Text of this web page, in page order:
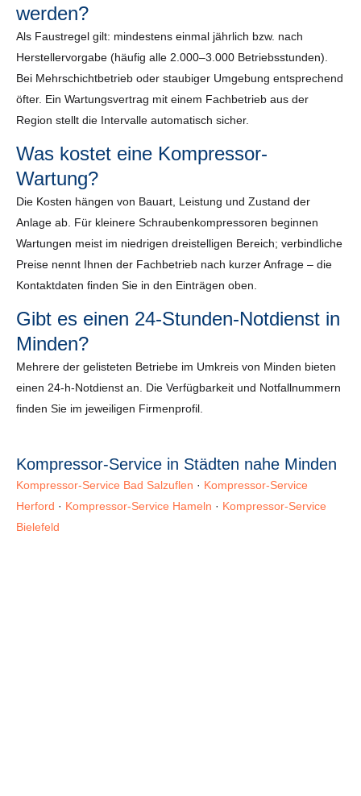
werden?
Als Faustregel gilt: mindestens einmal jährlich bzw. nach
Herstellervorgabe (häufig alle 2.000–3.000 Betriebsstunden).
Bei Mehrschichtbetrieb oder staubiger Umgebung entsprechend
öfter. Ein Wartungsvertrag mit einem Fachbetrieb aus der
Region stellt die Intervalle automatisch sicher.
Was kostet eine Kompressor-
Wartung?
Die Kosten hängen von Bauart, Leistung und Zustand der
Anlage ab. Für kleinere Schraubenkompressoren beginnen
Wartungen meist im niedrigen dreistelligen Bereich; verbindliche
Preise nennt Ihnen der Fachbetrieb nach kurzer Anfrage – die
Kontaktdaten finden Sie in den Einträgen oben.
Gibt es einen 24-Stunden-Notdienst in
Minden?
Mehrere der gelisteten Betriebe im Umkreis von Minden bieten
einen 24-h-Notdienst an. Die Verfügbarkeit und Notfallnummern
finden Sie im jeweiligen Firmenprofil.
Kompressor-Service in Städten nahe Minden
Kompressor-Service Bad Salzuflen · Kompressor-Service
Herford · Kompressor-Service Hameln · Kompressor-Service
Bielefeld